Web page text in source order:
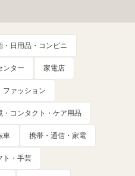
日用品・コンビニ
ンター 家電店
ファッション
・コンタクト・ケア用品
車 携帯・通信・家電
ト・手芸